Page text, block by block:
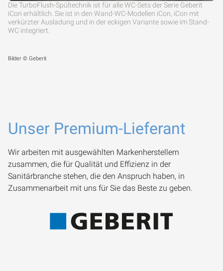
Die TurboFlush-Spültechnik ist für alle WC-Sets der Serie Geberit
iCon erhältlich. Sie ist in den Wand-WC-Modellen iCon, iCon mit
verkürzter Ausladung und in der eckigen Variante sowie im Stand-
WC integriert.
Bilder © Geberit
Unser Premium-Lieferant
Wir arbeiten mit ausgewählten Markenherstellern
zusammen, die für Qualität und Effizienz in der
Sanitärbranche stehen, die den Anspruch haben, in
Zusammenarbeit mit uns für Sie das Beste zu geben.